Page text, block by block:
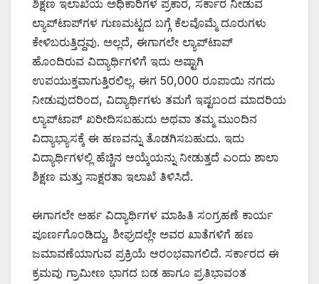
ಶಿಕ್ಷಣ ಇಲಾಖೆಯ ಅಧಿಕಾರಿಗಳ ಪ್ರಕಾರ, ಸರ್ಕಾರ ನೀಡುವ
ಲ್ಯಾಪ್‌ಟಾಪ್‌ಗಳ ಗುಣಮಟ್ಟದ ಬಗ್ಗೆ ಕೆಲವೊಮ್ಮೆ ದೂರುಗಳು
ಕೇಳಿಬರುತ್ತಿದ್ದವು. ಅಲ್ಲದೆ, ಈಗಾಗಲೇ ಲ್ಯಾಪ್‌ಟಾಪ್
ಹೊಂದಿರುವ ವಿದ್ಯಾರ್ಥಿಗಳಿಗೆ ಇದು ಅಷ್ಟಾಗಿ
ಉಪಯುಕ್ತವಾಗುತ್ತಿರಲಿಲ್ಲ. ಈಗ 50,000 ರೂಪಾಯಿ ನಗದು
ನೀಡುವುದರಿಂದ, ವಿದ್ಯಾರ್ಥಿಗಳು ತಮಗೆ ಇಷ್ಟಬಂದ ಮಾದರಿಯ
ಲ್ಯಾಪ್‌ಟಾಪ್ ಖರೀದಿಸಬಹುದು ಅಥವಾ ತಮ್ಮ ಮುಂದಿನ
ವಿದ್ಯಾಭ್ಯಾಸಕ್ಕೆ ಈ ಹಣವನ್ನು ತೊಡಗಿಸಬಹುದು. ಇದು
ವಿದ್ಯಾರ್ಥಿಗಳಲ್ಲಿ ಹೆಚ್ಚಿನ ಆಯ್ಕೆಯನ್ನು ನೀಡುತ್ತದೆ ಎಂದು ಶಾಲಾ
ಶಿಕ್ಷಣ ಮತ್ತು ಸಾಕ್ಷರತಾ ಇಲಾಖೆ ತಿಳಿಸಿದೆ.
ಈಗಾಗಲೇ ಅರ್ಹ ವಿದ್ಯಾರ್ಥಿಗಳ ಮಾಹಿತಿ ಸಂಗ್ರಹಣೆ ಕಾರ್ಯ
ಪೂರ್ಣಗೊಂಡಿದ್ದು, ಶೀಘ್ರದಲ್ಲೇ ಅವರ ಖಾತೆಗಳಿಗೆ ಹಣ
ಜಮಾವಣೆಯಾಗುವ ಪ್ರಕ್ರಿಯೆ ಆರಂಭವಾಗಲಿದೆ. ಸರ್ಕಾರದ ಈ
ಕ್ರಮವು ಗ್ರಾಮೀಣ ಭಾಗದ ಬಡ ಹಾಗೂ ಪ್ರತಿಭಾವಂತ